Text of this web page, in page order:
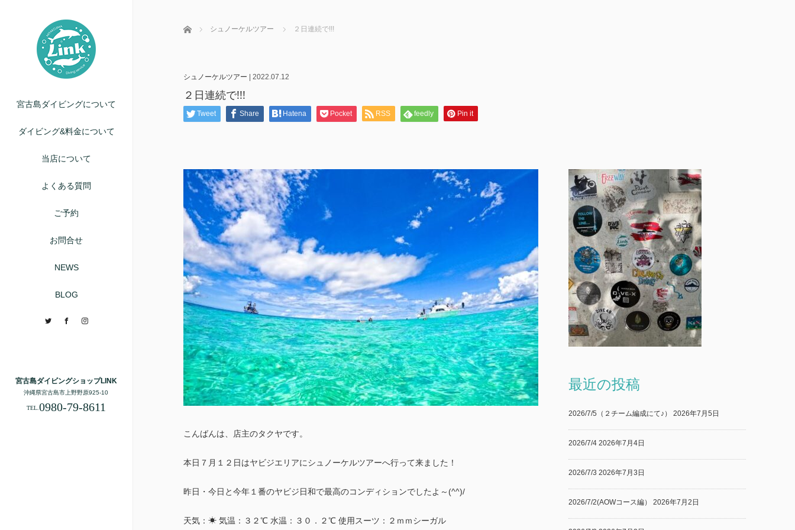
宮古島ダイビングについて
ダイビング&料金について
当店について
よくある質問
ご予約
お問合せ
NEWS
BLOG
TwitterFacebook
宮古島ダイビングショップLINK
沖縄県宮古島市上野野原925-10
TEL.0980-79-8611
ホーム シュノーケルツアー ２日連続で!!!
シュノーケルツアー 2022.07.12
２日連続で!!!
Tweet Share Hatena Pocket RSS feedly Pin it
こんばんは、店主のタクヤです。
本日７月１２日はヤビジエリアにシュノーケルツアーへ行って来ました！
昨日・今日と今年１番のヤビジ日和で最高のコンディションでしたよ～(^^)/
天気：☀ 気温：３２℃ 水温：３０．２℃ 使用スーツ：２ｍｍシーガル
最近の投稿
2026/7/5（２チーム編成にて♪） 2026年7月5日
2026/7/4 2026年7月4日
2026/7/3 2026年7月3日
2026/7/2(AOWコース編） 2026年7月2日